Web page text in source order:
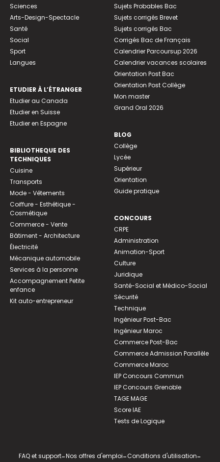
Sciences
Arts-Design-Spectacle
Santé
Social
Sport
Langues
ETUDIER À L’ÉTRANGER
Etudier au Canada
Etudier en Suisse
Etudier en Espagne
BIBLIOTHEQUE DES
TECHNIQUES
Cuisine
Transports
Mode - Vêtements
Coiffure - Esthétique -
Cosmétique
Commerce - Vente
Bâtiment - Architecture
Électricité
Mécanique automobile
Services à la personne
Accompagnement Petite
enfance
Kit auto-entrepreneur
Sujets Probables Bac
Sujets corrigés Brevet
Sujets corrigés Bac
Corrigés Bac de Français
Calendrier Parcoursup 2026
Calendrier vacances scolaires
Orientation Post Bac
Orientation Post Collège
Mon master
Grand Oral 2026
BLOG
Collège
Lycée
Supérieur
Orientation
Guide pratique
CONCOURS
CRPE
Administration
Animation-Sport
Culture
Juridique
Santé-Social et Médico-Social
Sécurité
Technique
Ingénieur Post-Bac
Ingénieur Maroc
Commerce Post-Bac
Commerce Admission Parallèle
Commerce Maroc
IEP Concours Commun
IEP Concours Grenoble
TAGE MAGE
Score IAE
Tests de Logique
FAQ et support-Nos offres d'emploi-Conditions d'utilisation-